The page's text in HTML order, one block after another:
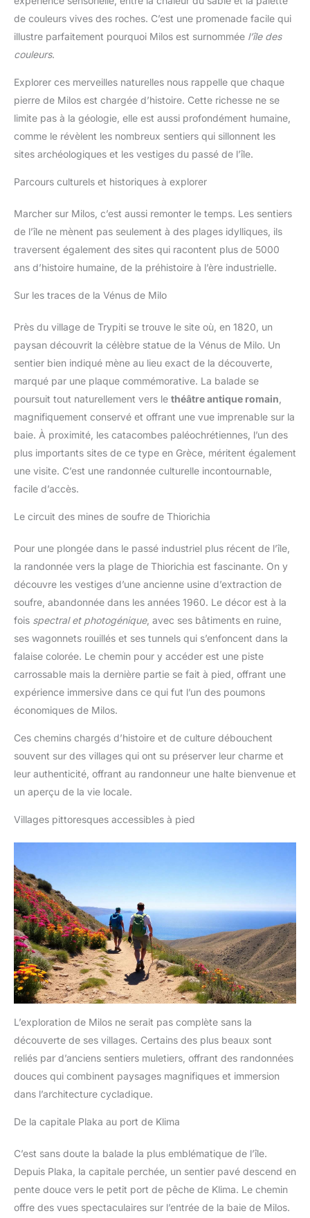
caméra ou les bruits ambiants.
Pour les utilisations en extérieur,
vous pouvez ajouter une
multi-interface Sony, pour des
professionnels pour les vidéos
et les diffusions en direct.
PARTAGEZ VOTRE CONTENU
AUTOUR DE VOUS Pour une
images, vous pouvez facilement
Creators. Pour les réunions en
webcam 4K de haute qualité.
Connexion à l'iPhone : 1)
Téléchargez l'application Sony
Creators depuis l'App Store. 2)
sur l'iPhone et l'appareil photo.
contrôler l'appareil photo à
distance via votre smartphone.
CONTENU DE LA LIVRAISON :
II avec capuchon et pare-soleil,
chargeur (un chargeur USB de
1,5 A est recommandé), câble
USB-C.
de couleurs vives des roches. C’est une promenade facile qui
illustre parfaitement pourquoi Milos est surnommée l’île des
couleurs.
Explorer ces merveilles naturelles nous rappelle que chaque
pierre de Milos est chargée d’histoire. Cette richesse ne se
limite pas à la géologie, elle est aussi profondément humaine,
comme le révèlent les nombreux sentiers qui sillonnent les
sites archéologiques et les vestiges du passé de l’île.
Parcours culturels et historiques à explorer
Marcher sur Milos, c’est aussi remonter le temps. Les sentiers
de l’île ne mènent pas seulement à des plages idylliques, ils
traversent également des sites qui racontent plus de 5000
ans d’histoire humaine, de la préhistoire à l’ère industrielle.
Sur les traces de la Vénus de Milo
Près du village de Trypiti se trouve le site où, en 1820, un
paysan découvrit la célèbre statue de la Vénus de Milo. Un
sentier bien indiqué mène au lieu exact de la découverte,
marqué par une plaque commémorative. La balade se
poursuit tout naturellement vers le théâtre antique romain
magnifiquement conservé et offrant une vue imprenable sur la
baie. À proximité, les catacombes paléochrétiennes, l’un des
plus importants sites de ce type en Grèce, méritent également
une visite. C’est une randonnée culturelle incontournable,
facile d’accès.
Le circuit des mines de soufre de Thiorichia
Pour une plongée dans le passé industriel plus récent de l’île,
la randonnée vers la plage de Thiorichia est fascinante. On y
découvre les vestiges d’une ancienne usine d’extraction de
soufre, abandonnée dans les années 1960. Le décor est à la
fois spectral et photogénique, avec ses bâtiments en ruine,
ses wagonnets rouillés et ses tunnels qui s’enfoncent dans la
falaise colorée. Le chemin pour y accéder est une piste
carrossable mais la dernière partie se fait à pied, offrant une
expérience immersive dans ce qui fut l’un des poumons
économiques de Milos.
Ces chemins chargés d’histoire et de culture débouchent
souvent sur des villages qui ont su préserver leur charme et
leur authenticité, offrant au randonneur une halte bienvenue et
un aperçu de la vie locale.
Villages pittoresques accessibles à pied
L’exploration de Milos ne serait pas complète sans la
découverte de ses villages. Certains des plus beaux sont
reliés par d’anciens sentiers muletiers, offrant des randonnées
douces qui combinent paysages magnifiques et immersion
dans l’architecture cycladique.
De la capitale Plaka au port de Klima
C’est sans doute la balade la plus emblématique de l’île.
Depuis Plaka, la capitale perchée, un sentier pavé descend en
pente douce vers le petit port de pêche de Klima. Le chemin
offre des vues spectaculaires sur l’entrée de la baie de Milos.